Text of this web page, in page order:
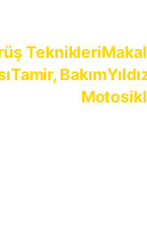
Teknikleri
Tamir, Bakım